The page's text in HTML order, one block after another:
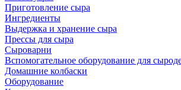
Приготовление сыра
Ингредиенты
Выдержка и хранение сыра
Прессы для сыра
Сыроварни
Вспомогательное оборудование для
Домашние колбаски
Оборудование